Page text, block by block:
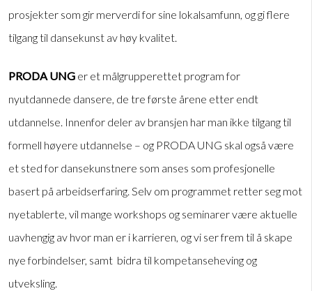
prosjekter som gir merverdi for sine lokalsamfunn, og gi flere
tilgang til dansekunst av høy kvalitet.
PRODA UNG er et målgrupperettet program for
nyutdannede dansere, de tre første årene etter endt
utdannelse. Innenfor deler av bransjen har man ikke tilgang til
formell høyere utdannelse – og PRODA UNG skal også være
et sted for dansekunstnere som anses som profesjonelle
basert på arbeidserfaring. Selv om programmet retter seg mot
nyetablerte, vil mange workshops og seminarer være aktuelle
uavhengig av hvor man er i karrieren, og vi ser frem til å skape
nye forbindelser, samt bidra til kompetanseheving og
utveksling.